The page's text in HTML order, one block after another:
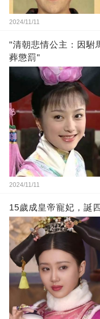
2024/11/11
"清朝悲情公主：因駙
葬懲罰"
2024/11/11
15歲成皇帝寵妃，誕